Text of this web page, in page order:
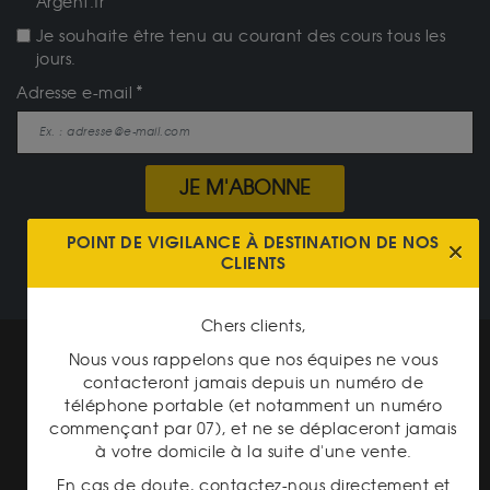
Je souhaite être tenu au courant des cours tous les
jours.
Adresse e-mail
JE M'ABONNE
NOTRE CATALOGUE
Mentions légales
CGV Gardienor
Cookies
POINT DE VIGILANCE À DESTINATION DE NOS
CLIENTS
Chers clients,
Nous vous rappelons que nos équipes ne vous
contacteront jamais depuis un numéro de
téléphone portable (et notamment un numéro
commençant par 07), et ne se déplaceront jamais
à votre domicile à la suite d'une vente.
En cas de doute, contactez-nous directement et